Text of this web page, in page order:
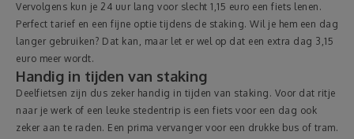
Vervolgens kun je 24 uur lang voor slecht 1,15 euro een fiets lenen.
Perfect tarief en een fijne optie tijdens de staking. Wil je hem een dag
langer gebruiken? Dat kan, maar let er wel op dat een extra dag 3,15
euro meer wordt.
Handig in tijden van staking
Deelfietsen zijn dus zeker handig in tijden van staking. Voor dat ritje
naar je werk of een leuke stedentrip is een fiets voor een dag ook
zeker aan te raden. Een prima vervanger voor een drukke bus of tram.